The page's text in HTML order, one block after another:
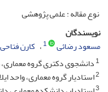
نوع مقاله : علمی پژوهشی
نویسندگان
مسعود رضائی
1 کارن فتاحی
1دانشجوی دکتری گروه معماری،
2استادیار گروه معماری، واحد
3